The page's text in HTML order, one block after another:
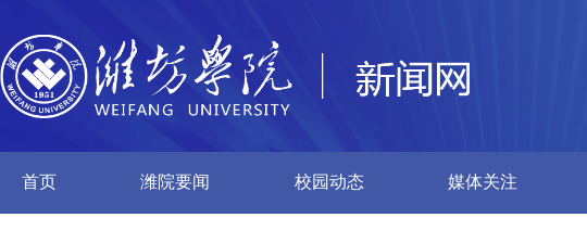
首页 潍院要闻 校园动态 媒体关注